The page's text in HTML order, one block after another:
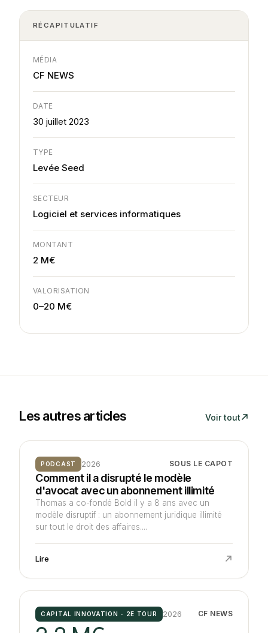
RÉCAPITULATIF
MÉDIA
CF NEWS
DATE
30 juillet 2023
TYPE
Levée Seed
SECTEUR
Logiciel et services informatiques
MONTANT
2 M€
VALORISATION
0–20 M€
Les autres articles Voir tout
PODCAST 2026 SOUS LE CAPOT
Comment il a disrupté le modèle
d'avocat avec un abonnement illimité
Thomas a co-fondé Bold il y a 8 ans avec un
modèle disruptif : un abonnement juridique illimité
sur tout le droit des affaires....
Lire
CAPITAL INNOVATION - 2E TOUR 2026 CF NEWS